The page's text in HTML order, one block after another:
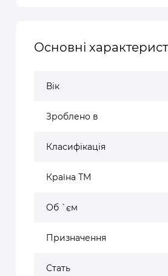
Основні
Вік
Зроблено в
Класифікація
Країна ТМ
Об `єм
Призначення
Стать